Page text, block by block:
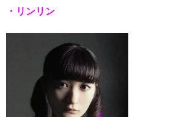
・リンリン